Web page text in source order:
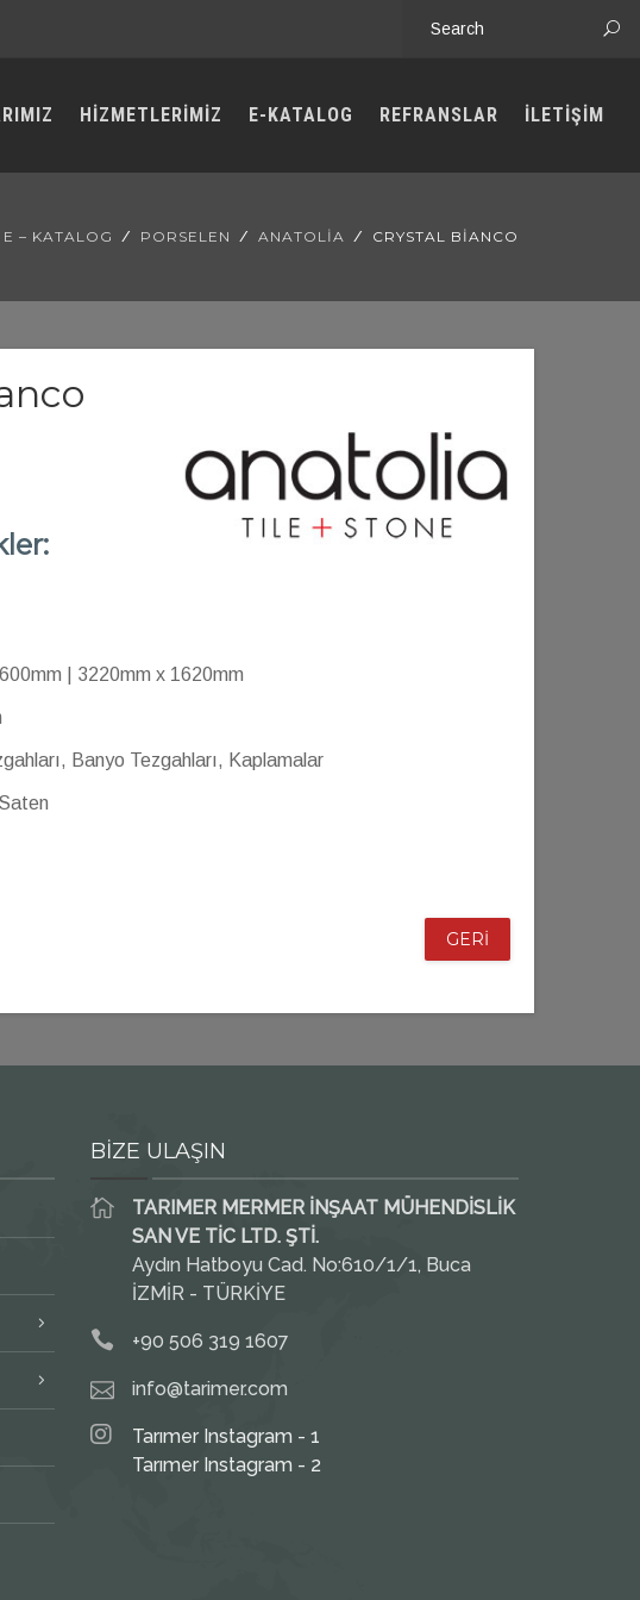
HİZMETLERİMİZ E-KATALOG REFRANSLAR İLETİŞİM
E – KATALOG PORSELEN ANATOLIA CRYSTAL BIANCO
| 3220mm x 1620mm
Banyo Tezgahları, Kaplamalar
GERİ
BİZE ULAŞIN
TARIMER MERMER İNŞAAT MÜHENDİSLİK
SAN VE TİC LTD. ŞTİ.
Aydın Hatboyu Cad. No:610/1/1, Buca
İZMİR - TÜRKİYE
+90 506 319 1607
info@tarimer.com
Tarımer Instagram - 1
Tarımer Instagram - 2